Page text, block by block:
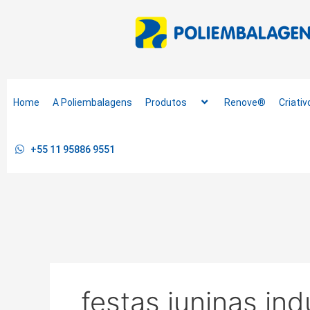
Home A Poliembalagens Produtos Renove®
+55 11 95886 9551
festas juninas